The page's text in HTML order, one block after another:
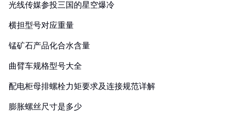
光线传媒参投三国的星空爆冷
横担型号对应重量
锰矿石产品化合水含量
曲臂车规格型号大全
配电柜母排螺栓力矩要求及连接规范详解
膨胀螺丝尺寸是多少